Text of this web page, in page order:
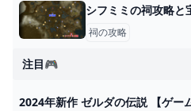
シフミミの祠攻略と
祠の攻略
注目🎮